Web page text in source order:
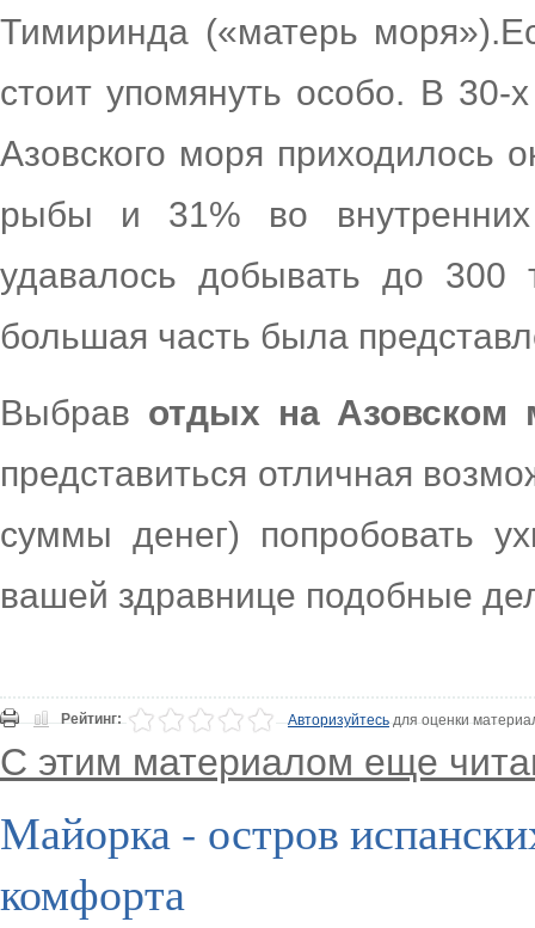
Тимиринда («матерь
стоит упомянуть особо. В
Азовского моря приходилось
рыбы и 31% во
удавалось добывать до
большая часть была
Выбрав отдых на Азовском
представиться отличная
суммы денег) попробовать
вашей здравнице подобные
Рейтинг: Авторизуйтесьдля оценки
С этим материалом еще
Майорка - остров
комфорта